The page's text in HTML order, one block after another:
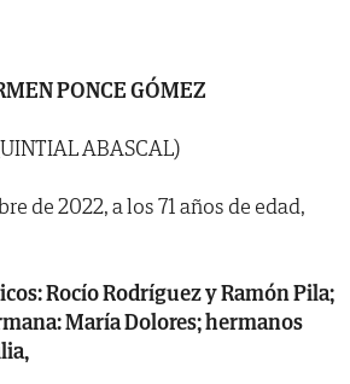
PONCE GÓMEZ
ABASCAL)
de 2022, a los 71 años de edad,
Rocío Rodríguez y Ramón Pila;
María Dolores; hermanos